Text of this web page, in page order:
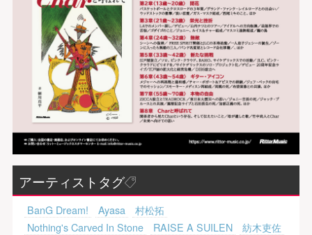
アーティストタグ
BanG Dream! Ayasa
村松拓
Nothing's Carved In Stone
RAISE A SUILEN
紡木吏佐